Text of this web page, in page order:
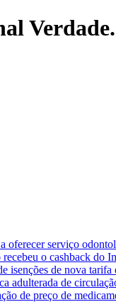
Verdade.
oferecer serviço
o cashback do
isenções de nova
adulterada de
de preço de